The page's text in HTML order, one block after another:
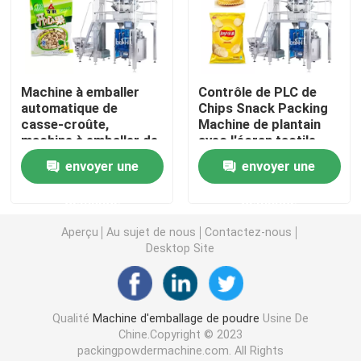
Machine de conditionnement de poche de Premade
Machine de remplissage de bouteilles automatique
Machine de remplissage de bouteilles semi
Machine à emballer
automatique de
casse-croûte,
machine à emballer de
pistache avec
l'impression de
scellage remplissante
envoyer une
Contrôle de PLC de
Chips Snack Packing
Machine de plantain
avec l'écran tactile
envoyer une
Aperçu Au sujet de nous
Contactez-nous
Desktop Site
Qualité Machine d'emballage de poudre Usine De
Chine.Copyright © 2023
packingpowdermachine.com. All Rights